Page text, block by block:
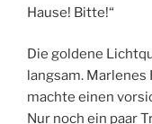
Hause! Bitte!“
Die goldene
langsam.
machte einen
Nur noch ein paar